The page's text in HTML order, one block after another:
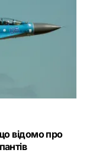
відомо про